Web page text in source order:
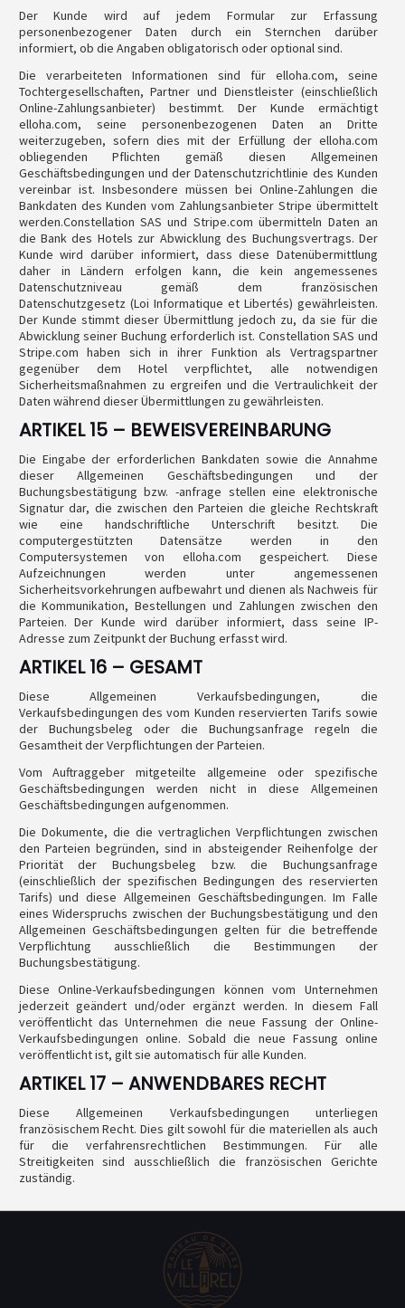
Der Kunde wird auf jedem Formular zur Erfassung
personenbezogener Daten durch ein Sternchen darüber
informiert, ob die Angaben obligatorisch oder optional sind.
Die verarbeiteten Informationen sind für elloha.com, seine
Tochtergesellschaften, Partner und Dienstleister (einschließlich
Online-Zahlungsanbieter) bestimmt. Der Kunde ermächtigt
elloha.com, seine personenbezogenen Daten an Dritte
weiterzugeben, sofern dies mit der Erfüllung der elloha.com
obliegenden Pflichten gemäß diesen Allgemeinen
Geschäftsbedingungen und der Datenschutzrichtlinie des Kunden
vereinbar ist. Insbesondere müssen bei Online-Zahlungen die
Bankdaten des Kunden vom Zahlungsanbieter Stripe übermittelt
werden.Constellation SAS und Stripe.com übermitteln Daten an
die Bank des Hotels zur Abwicklung des Buchungsvertrags. Der
Kunde wird darüber informiert, dass diese Datenübermittlung
daher in Ländern erfolgen kann, die kein angemessenes
Datenschutzniveau gemäß dem französischen
Datenschutzgesetz (Loi Informatique et Libertés) gewährleisten.
Der Kunde stimmt dieser Übermittlung jedoch zu, da sie für die
Abwicklung seiner Buchung erforderlich ist. Constellation SAS und
Stripe.com haben sich in ihrer Funktion als Vertragspartner
gegenüber dem Hotel verpflichtet, alle notwendigen
Sicherheitsmaßnahmen zu ergreifen und die Vertraulichkeit der
Daten während dieser Übermittlungen zu gewährleisten.
ARTIKEL 15 – BEWEISVEREINBARUNG
Die Eingabe der erforderlichen Bankdaten sowie die Annahme
dieser Allgemeinen Geschäftsbedingungen und der
Buchungsbestätigung bzw. -anfrage stellen eine elektronische
Signatur dar, die zwischen den Parteien die gleiche Rechtskraft
wie eine handschriftliche Unterschrift besitzt. Die
computergestützten Datensätze werden in den
Computersystemen von elloha.com gespeichert. Diese
Aufzeichnungen werden unter angemessenen
Sicherheitsvorkehrungen aufbewahrt und dienen als Nachweis für
die Kommunikation, Bestellungen und Zahlungen zwischen den
Parteien. Der Kunde wird darüber informiert, dass seine IP-
Adresse zum Zeitpunkt der Buchung erfasst wird.
ARTIKEL 16 – GESAMT
Diese Allgemeinen Verkaufsbedingungen, die
Verkaufsbedingungen des vom Kunden reservierten Tarifs sowie
der Buchungsbeleg oder die Buchungsanfrage regeln die
Gesamtheit der Verpflichtungen der Parteien.
Vom Auftraggeber mitgeteilte allgemeine oder spezifische
Geschäftsbedingungen werden nicht in diese Allgemeinen
Geschäftsbedingungen aufgenommen.
Die Dokumente, die die vertraglichen Verpflichtungen zwischen
den Parteien begründen, sind in absteigender Reihenfolge der
Priorität der Buchungsbeleg bzw. die Buchungsanfrage
(einschließlich der spezifischen Bedingungen des reservierten
Tarifs) und diese Allgemeinen Geschäftsbedingungen. Im Falle
eines Widerspruchs zwischen der Buchungsbestätigung und den
Allgemeinen Geschäftsbedingungen gelten für die betreffende
Verpflichtung ausschließlich die Bestimmungen der
Buchungsbestätigung.
Diese Online-Verkaufsbedingungen können vom Unternehmen
jederzeit geändert und/oder ergänzt werden. In diesem Fall
veröffentlicht das Unternehmen die neue Fassung der Online-
Verkaufsbedingungen online. Sobald die neue Fassung online
veröffentlicht ist, gilt sie automatisch für alle Kunden.
ARTIKEL 17 – ANWENDBARES RECHT
Diese Allgemeinen Verkaufsbedingungen unterliegen
französischem Recht. Dies gilt sowohl für die materiellen als auch
für die verfahrensrechtlichen Bestimmungen. Für alle
Streitigkeiten sind ausschließlich die französischen Gerichte
zuständig.